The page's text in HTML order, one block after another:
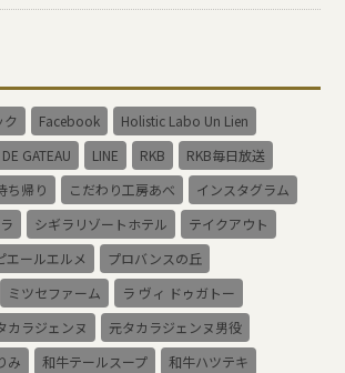
Facebook
Holistic Labo Un Lien
GATEAU LINE RKB
RKB毎日放送
ち帰り こだわり工房あべ
インスタグラム
シギラリゾートホテル
テイクアウト
エールエルメ
プロバンスの丘
ミツセファーム
ラ ヴィ ドゥガトー
カラジェンヌ
元タカラジェンヌ男役
み 和牛テールスープ
和牛ハツテキ